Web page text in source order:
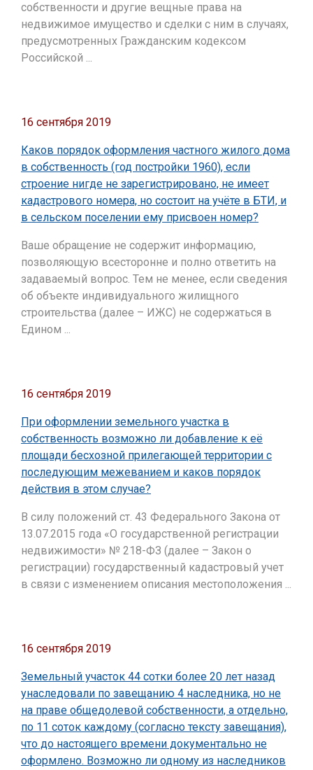
собственности и другие вещные права на
недвижимое имущество и сделки с ним в случаях,
предусмотренных Гражданским кодексом
Российской ...
16 сентября 2019
Каков порядок оформления частного жилого дома
в собственность (год постройки 1960), если
строение нигде не зарегистрировано, не имеет
кадастрового номера, но состоит на учёте в БТИ, и
в сельском поселении ему присвоен номер?
Ваше обращение не содержит информацию,
позволяющую всесторонне и полно ответить на
задаваемый вопрос. Тем не менее, если сведения
об объекте индивидуального жилищного
строительства (далее – ИЖС) не содержаться в
Едином ...
16 сентября 2019
При оформлении земельного участка в
собственность возможно ли добавление к её
площади бесхозной прилегающей территории с
последующим межеванием и каков порядок
действия в этом случае?
В силу положений ст. 43 Федерального Закона от
13.07.2015 года «О государственной регистрации
недвижимости» № 218-ФЗ (далее – Закон о
регистрации) государственный кадастровый учет
в связи с изменением описания местоположения ...
16 сентября 2019
Земельный участок 44 сотки более 20 лет назад
унаследовали по завещанию 4 наследника, но не
на праве общедолевой собственности, а отдельно,
по 11 соток каждому (согласно тексту завещания),
что до настоящего времени документально не
оформлено. Возможно ли одному из наследников